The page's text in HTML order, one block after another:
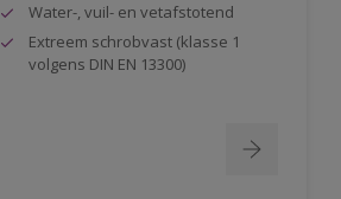
Water-, vuil- en vetafstotend
Extreem schrobvast (klasse 1
volgens DIN EN 13300)